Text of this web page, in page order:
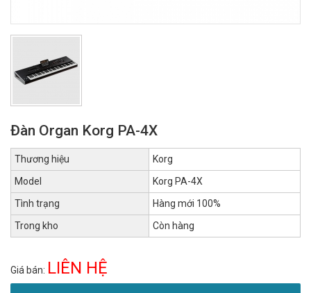
Đàn Organ Korg PA-4X
Thương hiệu
Korg
Model
Korg PA-4X
Tình trạng
Hàng mới 100%
Trong kho
Còn hàng
Giá bán: LIÊN HỆ